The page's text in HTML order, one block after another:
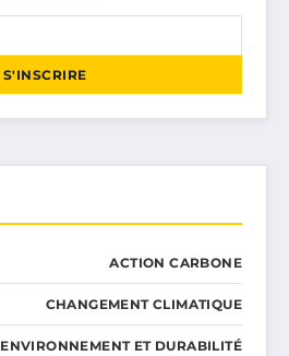
S'INSCRIRE
ACTION CARBONE
CHANGEMENT CLIMATIQUE
ENVIRONNEMENT ET DURABILITÉ